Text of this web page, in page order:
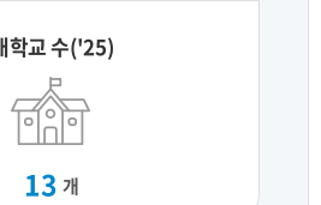
학교 수('25)
13 개